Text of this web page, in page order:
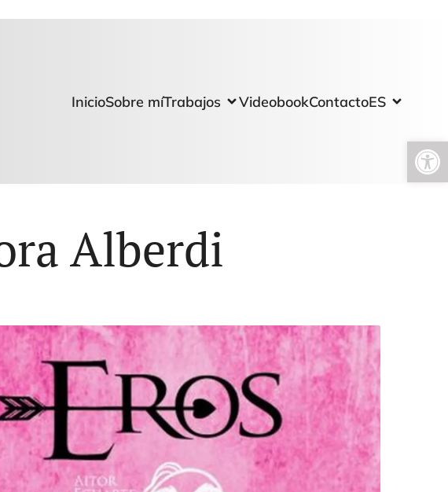
Abrir barra de herramientas
InicioSobre míTrabajos VideobookContactoES
Alberdi